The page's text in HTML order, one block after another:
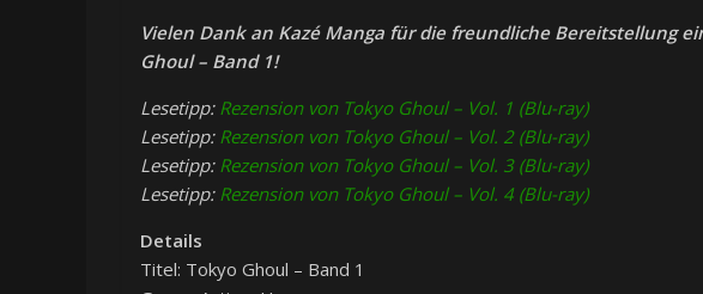
Vielen Dank an Kazé Manga für die freundliche Bereitstellung
Ghoul – Band 1!
Lesetipp: Rezension von Tokyo Ghoul – Vol. 1 (Blu-ray)
Lesetipp: Rezension von Tokyo Ghoul – Vol. 2 (Blu-ray)
Lesetipp: Rezension von Tokyo Ghoul – Vol. 3 (Blu-ray)
Lesetipp: Rezension von Tokyo Ghoul – Vol. 4 (Blu-ray)
Details
Titel: Tokyo Ghoul – Band 1